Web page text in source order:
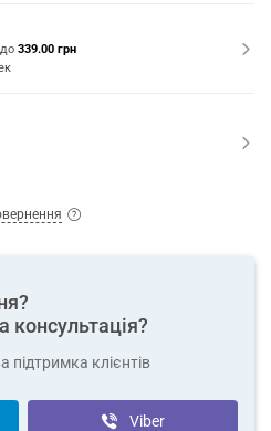
до 339.00 грн
консультація?
підтримка клієнтів
Viber